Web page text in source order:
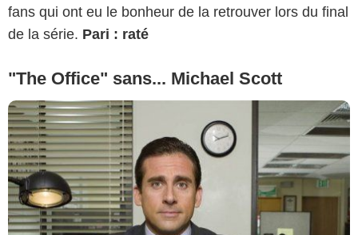
fans qui ont eu le bonheur de la retrouver lors du final
de la série. Pari : raté
"The Office" sans... Michael Scott